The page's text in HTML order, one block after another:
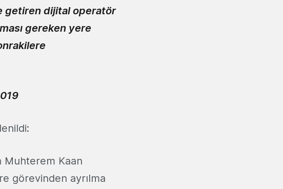
getiren dijital operatör
gereken yere
Muhterem Kaan
görevinden ayrılma